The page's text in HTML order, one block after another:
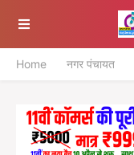
Home नगर पंचायत